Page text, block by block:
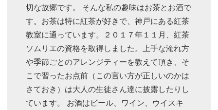
切な故郷です。 そんな私の趣味はお茶とお酒で
す。お茶は特に紅茶が好きで、神戸にある紅茶
教室に通っています。２０１７年１１月、紅茶
ソムリエの資格を取得しました。上手な淹れ方
や季節ごとのアレンジティーを教えて頂き、そ
こで習ったお点前（この言い方が正しいのかは
さておき）は大人の生徒さん達に披露したりし
ています。 お酒はビール、ワイン、ウイスキ